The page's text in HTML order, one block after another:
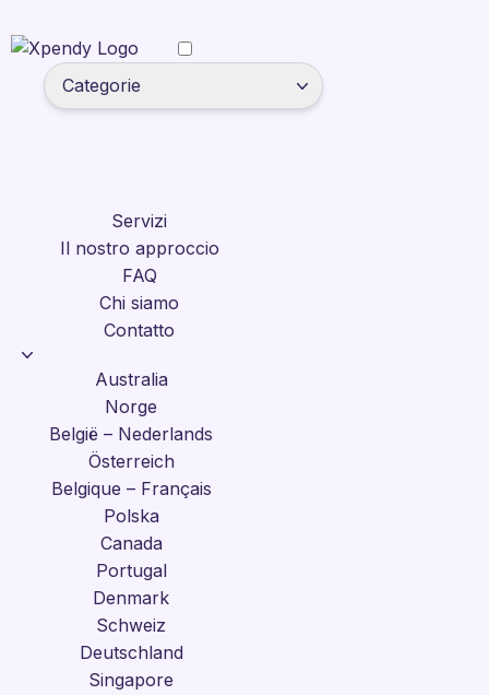
Categorie
Servizi
Il nostro approccio
FAQ
Chi siamo
Contatto
Australia
Norge
België – Nederlands
Österreich
Belgique – Français
Polska
Canada
Portugal
Denmark
Schweiz
Deutschland
Singapore